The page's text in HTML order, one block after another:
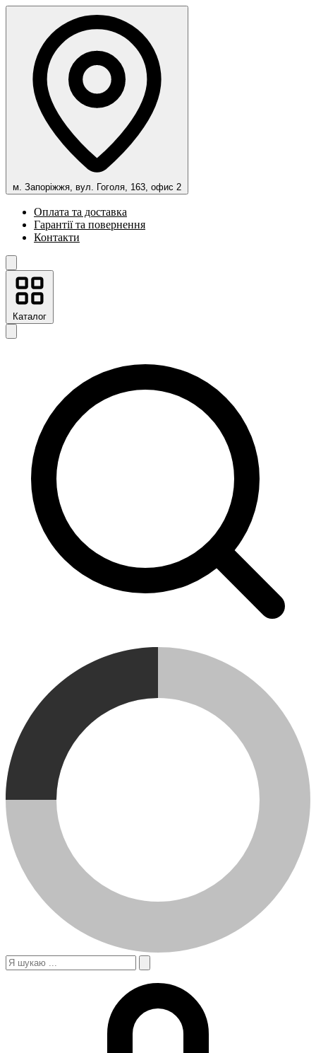
м. Запоріжжя, вул. Гоголя, 163, офис 2
Оплата та доставка
Гарантії та повернення
Контакти
Каталог